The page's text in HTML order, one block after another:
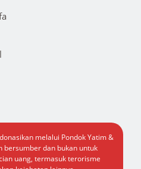
melalui Pondok Yatim &
bersumber dan bukan untuk
uang, termasuk terorisme